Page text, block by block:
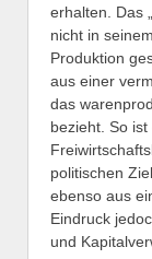
erhalten. Das
nicht in
Produktion
aus einer
das
bezieht. So
politischen
ebenso aus
Eindruck
und